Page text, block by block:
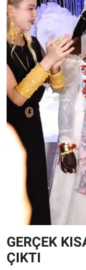
GERÇEK
ÇIKTI